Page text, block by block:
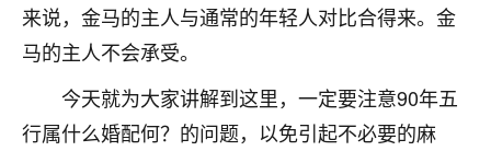
来说，金马的主人与通常的年轻人对比合得来。金
马的主人不会承受。
今天就为大家讲解到这里，一定要注意90年五
行属什么婚配何？的问题，以免引起不必要的麻
2天前 来自云南 11
老师收徒吗？？我对这些很感兴趣
2天前 来自山西 15